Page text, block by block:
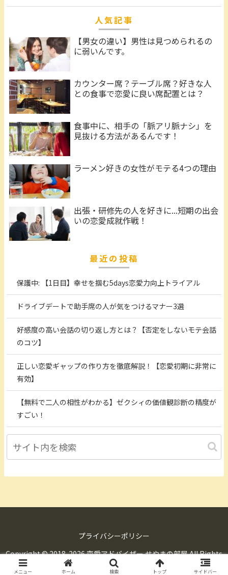
人気記事
【男女の違い】男性は見つめられるの
に弱いんです。
カウンター席？テーブル席？好きな人
との食事で恋愛に良い席配置とは？
食事中に、相手の「脈アリ脈ナシ」を
見抜ける方法があるんです！
ラーメン好きの女性がモテる4つの理由
出張・研修先の人を好きに...短期の出会
いの恋愛成就作戦！
最近の投稿
保護中: 【1日目】幸せを掴む5days恋愛力向上トライアル
ドライブデートで助手席の人が気をつけるマナー3選
好感度の高い会話の切り返し方とは？【否定をしないモテ会話
のコツ】
正しい恋愛ギャップの作り方を徹底解説！【恋愛初期に非常に
有効】
【無料で二人の相性がわかる】ゼクシィの価値観診断の精度が
すごい！
プライバシーポリシー
Copyright © 2018-2026 恋愛アドバイザー せやまの部屋 All Rights
Reserved.
メニュー ホーム 検索 トップ サイドバー